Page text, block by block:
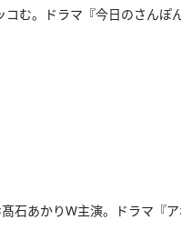
コむ。ドラマ『今日のさんぽ
石あかりW主演。ドラマ『ア